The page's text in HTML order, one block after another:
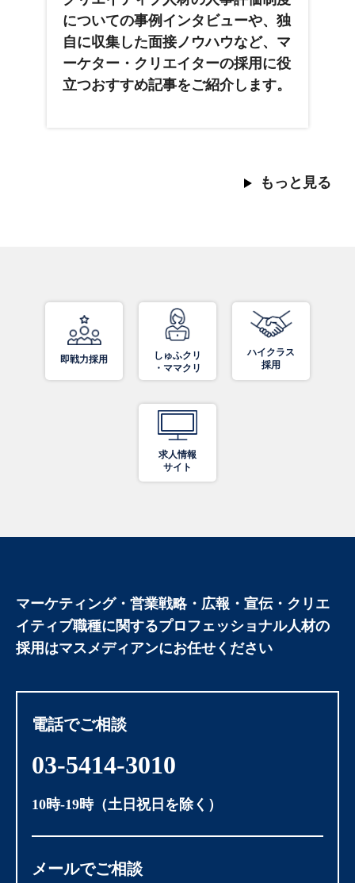
についての事例インタビューや、独
自に収集した面接ノウハウなど、マ
ーケター・クリエイターの採用に役
立つおすすめ記事をご紹介します。
もっと見る
即戦力採用
しゅふクリ
・ママクリ
ハイクラス
採用
求人情報
サイト
マーケティング・営業戦略・広報・宣伝・クリエ
イティブ職種に関するプロフェッショナル人材の
採用はマスメディアンにお任せください
電話でご相談
03-5414-3010
10時-19時（土日祝日を除く）
メールでご相談